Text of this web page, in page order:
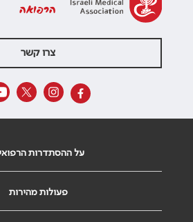
הרפואה
צרו קשר
על ההסתדרות
פעולות מהירות